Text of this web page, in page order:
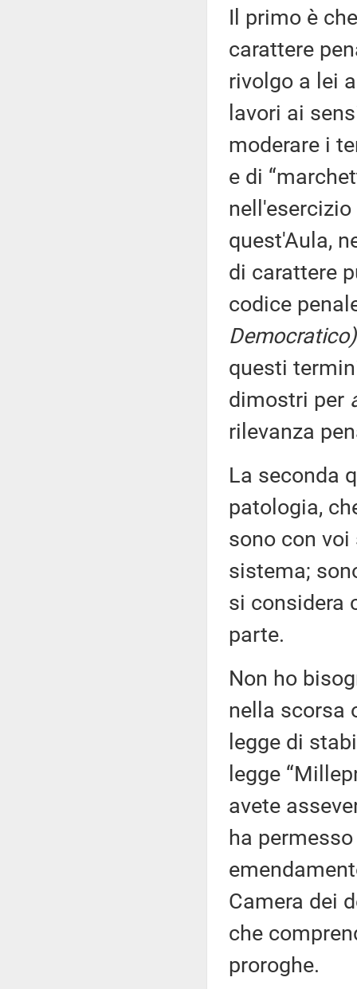
Il primo è
carattere
rivolgo a lei
lavori ai
moderare i
e di
quest'Aula,
di carattere
codice
Democratico)
questi
dimostri per
rilevanza
La seconda
patologia,
sono con
sistema;
si considera
parte.
Non ho
nella scorsa
legge di
legge
avete
ha
Camera dei
che
proroghe.